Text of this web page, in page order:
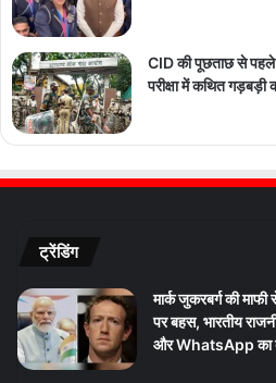
CID की पूछताछ से पहले
परीक्षा में कथित
ट्रेंडिंग
मार्क जुकरबर्ग की
पर बहस, भारतीय
और WhatsApp का